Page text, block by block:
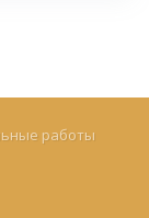
работы